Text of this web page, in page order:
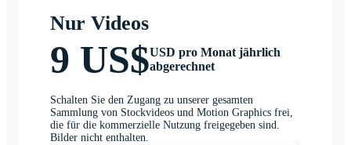
Nur Videos
9 US$USD pro Monat jährlich
abgerechnet
Schalten Sie den Zugang zu unserer gesamten
Sammlung von Stockvideos und Motion Graphics frei,
die für die kommerzielle Nutzung freigegeben sind.
Bilder nicht enthalten.